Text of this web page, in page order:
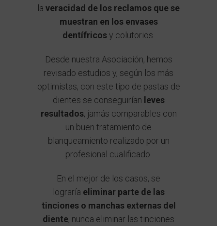
la veracidad de los reclamos que se
muestran en los envases
dentífricosy colutorios.
Desde nuestra Asociación, hemos
revisado estudios y, según los más
optimistas, con este tipo de pastas de
dientes se conseguirían leves
resultados, jamás comparables con
un buen tratamiento de
blanqueamiento realizado por un
profesional cualificado.
En el mejor de los casos, se
lograría eliminar parte de las
tinciones o manchas externas del
diente, nunca eliminar las tinciones